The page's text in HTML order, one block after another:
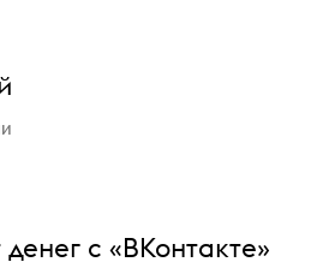
с «ВКонтакте»